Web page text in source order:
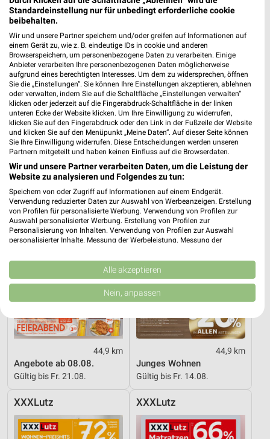
44,9 km
Wohnideen so individuell wie du!
Gültig bis Fr. 14.08.
44,9 km
Gartenmöbel-Abverkauf
Gültig bis Fr. 28.08.
XXXLutz
44,9 km
Angebote ab 08.08.
Gültig bis Fr. 21.08.
XXXLutz
44,9 km
Junges Wohnen
Gültig bis Fr. 14.08.
XXXLutz XXXLutz
Standardeinstellung nur für unbedingt erforderliche cookie
beibehalten.
Wir und unsere Partner speichern und/oder greifen auf Informationen auf
einem Gerät zu, wie z. B. eindeutige IDs in cookie und anderen
Browserspeichern, um personenbezogene Daten zu verarbeiten. Einige
Anbieter verarbeiten Ihre personenbezogenen Daten möglicherweise
aufgrund eines berechtigten Interesses. Um dem zu widersprechen, öffnen
Sie die „Einstellungen“. Sie können Ihre Einstellungen akzeptieren, ablehnen
oder verwalten, indem Sie auf die Schaltfläche „Einstellungen verwalten“
klicken oder jederzeit auf die Fingerabdruck-Schaltfläche in der linken
unteren Ecke der Website klicken. Um Ihre Einwilligung zu widerrufen,
klicken Sie auf den Fingerabdruck oder den Link in der Fußzeile der Website
und klicken Sie auf den Menüpunkt „Meine Daten“. Auf dieser Seite können
Sie Ihre Einwilligung widerrufen. Diese Entscheidungen werden unseren
Partnern mitgeteilt und haben keinen Einfluss auf die Browserdaten.
Wir und unsere Partner verarbeiten Daten, um die Leistung der
Website zu analysieren und Folgendes zu tun:
Speichern von oder Zugriff auf Informationen auf einem Endgerät.
Verwendung reduzierter Daten zur Auswahl von Werbeanzeigen. Erstellung
von Profilen für personalisierte Werbung. Verwendung von Profilen zur
Auswahl personalisierter Werbung. Erstellung von Profilen zur
Personalisierung von Inhalten. Verwendung von Profilen zur Auswahl
personalisierter Inhalte. Messung der Werbeleistung. Messung der
Kombinationen von Daten aus verschiedenen Quellen. Entwicklung und
Verbesserung der Angebote. Verwendung reduzierter Daten zur Auswahl
von Inhalten.
Daten können außerhalb der Europäischen Union weitergegeben und in die
Website/App.
Partnerliste anzeigen (1 IAB-Anbieter)
Wir nutzen Ihre Daten für folgende Zwecke:
IAB-Verarbeitungszwecke:
Verwendung reduzierter Daten zur Auswahl von
Werbeanzeigen
Alle akzeptieren
Nein, anpassen